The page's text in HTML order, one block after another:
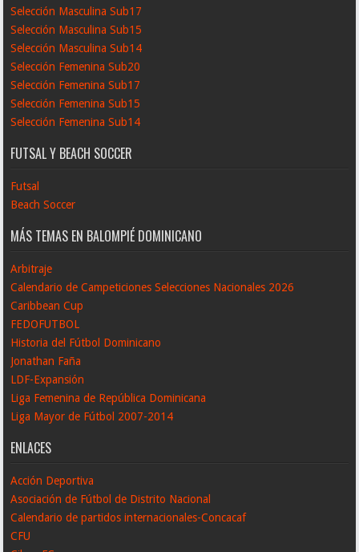
Selección Masculina Sub17
Selección Masculina Sub15
Selección Masculina Sub14
Selección Femenina Sub20
Selección Femenina Sub17
Selección Femenina Sub15
Selección Femenina Sub14
FUTSAL Y BEACH SOCCER
Futsal
Beach Soccer
MÁS TEMAS EN BALOMPIÉ DOMINICANO
Arbitraje
Calendario de Campeticiones Selecciones Nacionales 2026
Caribbean Cup
FEDOFUTBOL
Historia del Fútbol Dominicano
Jonathan Faña
LDF-Expansión
Liga Femenina de República Dominicana
Liga Mayor de Fútbol 2007-2014
ENLACES
Acción Deportiva
Asociación de Fútbol de Distrito Nacional
Calendario de partidos internacionales-Concacaf
CFU